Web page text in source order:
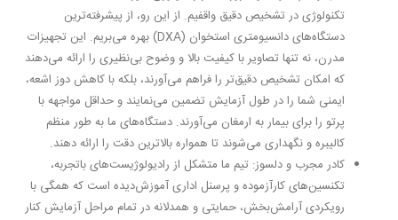
تکنولوژی در تشخیص دقیق واقفیم. از این رو، از پیشرفته‌ترین
دستگاه‌های دانسیومتری استخوان (DXA)
بهره می‌بریم. این تجهیزات
مدرن، نه تنها تصاویر با کیفیت بالا و وضوح بی‌نظیری را ارائه می‌دهند
که امکان تشخیص دقیق‌تر را فراهم می‌آورند، بلکه با کاهش دوز اشعه،
ایمنی شما را در طول آزمایش تضمین می‌نمایند و حداقل مواجهه با
پرتو را برای بیمار به ارمغان می‌آورند. دستگاه‌های ما به طور منظم
کالیبره و نگهداری می‌شوند تا همواره بالاترین دقت را ارائه دهند.
کادر مجرب و دلسوز: تیم ما متشکل از رادیولوژیست‌های باتجربه،
تکنسین‌های کارآزموده و پرسنل اداری آموزش‌دیده است که همگی با
رویکردیآرامش‌بخش، حمایتی و همدلانهدر تمام مراحل آزمایش کنار